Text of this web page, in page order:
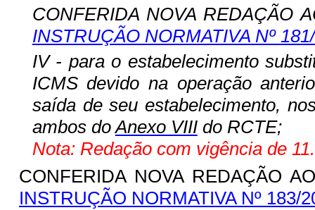
CONFERIDA NOVA REDAÇÃO
INSTRUÇÃO NORMATIVA Nº
IV - para o estabelecimento
ICMS devido na operação
saída de seu estabelecimento,
ambos doAnexo VIIIdo RCTE;
Nota: Redação com vigência de
CONFERIDA NOVA REDAÇÃO
INSTRUÇÃO NORMATIVA Nº 183/